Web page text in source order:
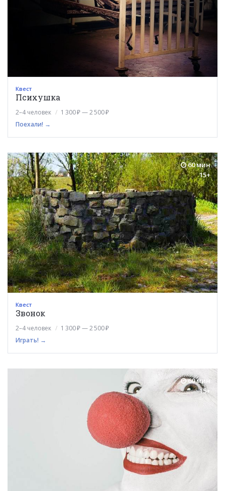
Квест
Психушка
2–4 человек
1 300 ₽ — 2 500 ₽
Поехали! →
60 мин
15+
Квест
Звонок
2–4 человек
1 300 ₽ — 2 500 ₽
Играть! →
60 мин
15+